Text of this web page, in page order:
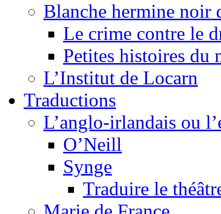
Blanche hermine noir
Le crime contre le
Petites histoires du
L’Institut de Locarn
Traductions
L’anglo-irlandais ou
O’Neill
Synge
Traduire le